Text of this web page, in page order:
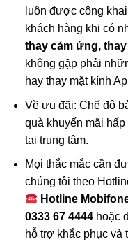
luôn được công
khách hàng khi có
thay cảm ứng,
không gặp phải
hay thay mặt kính
Về ưu đãi: Chế độ
quà khuyến mãi
tại trung tâm.
Mọi thắc mắc cần
chúng tôi theo
Hotline
0333 67 4444hoặc
hỗ trợ khắc phục và